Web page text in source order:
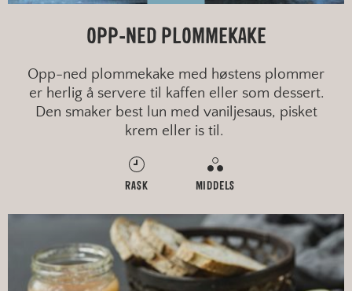
OPP-NED PLOMMEKAKE
Opp-ned plommekake med høstens plommer
er herlig å servere til kaffen eller som dessert.
Den smaker best lun med vaniljesaus, pisket
krem eller is til.
RASK MIDDELS